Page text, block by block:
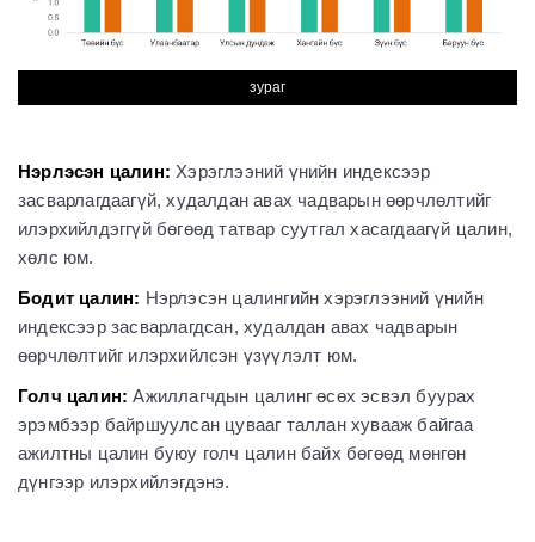
зураг
Нэрлэсэн цалин: Хэрэглээний үнийн индексээр
засварлагдаагүй, худалдан авах чадварын өөрчлөлтийг
илэрхийлдэггүй бөгөөд татвар суутгал хасагдаагүй цалин,
хөлс юм.
Бодит цалин: Нэрлэсэн цалингийн хэрэглээний үнийн
индексээр засварлагдсан, худалдан авах чадварын
өөрчлөлтийг илэрхийлсэн үзүүлэлт юм.
Голч цалин:Ажиллагчдын цалинг өсөх эсвэл буурах
эрэмбээр байршуулсан цувааг таллан хувааж байгаа
ажилтны цалин буюу голч цалин байх бөгөөд мөнгөн
дүнгээр илэрхийлэгдэнэ.